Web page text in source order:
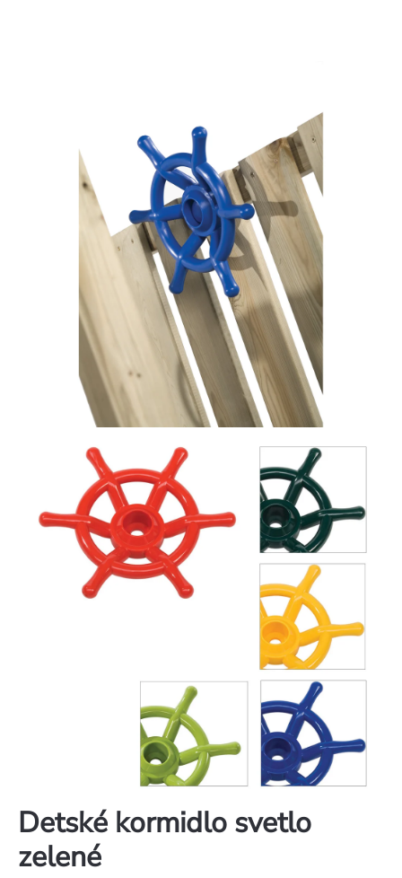
Detské kormidlo svetlo
zelené